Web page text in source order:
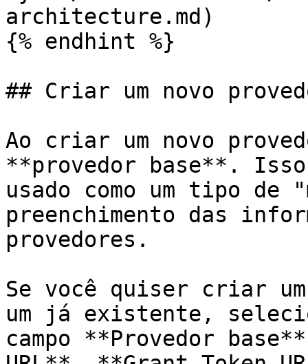
architecture.md)
{% endhint %}
## Criar um novo
Ao criar um novo
**provedor base**.
usado como um tipo
preenchimento das
provedores.
Se você quiser criar um
um já existente,
campo **Provedor